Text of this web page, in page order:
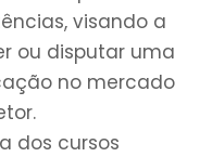
visando a
ou disputar uma
no mercado
dos cursos